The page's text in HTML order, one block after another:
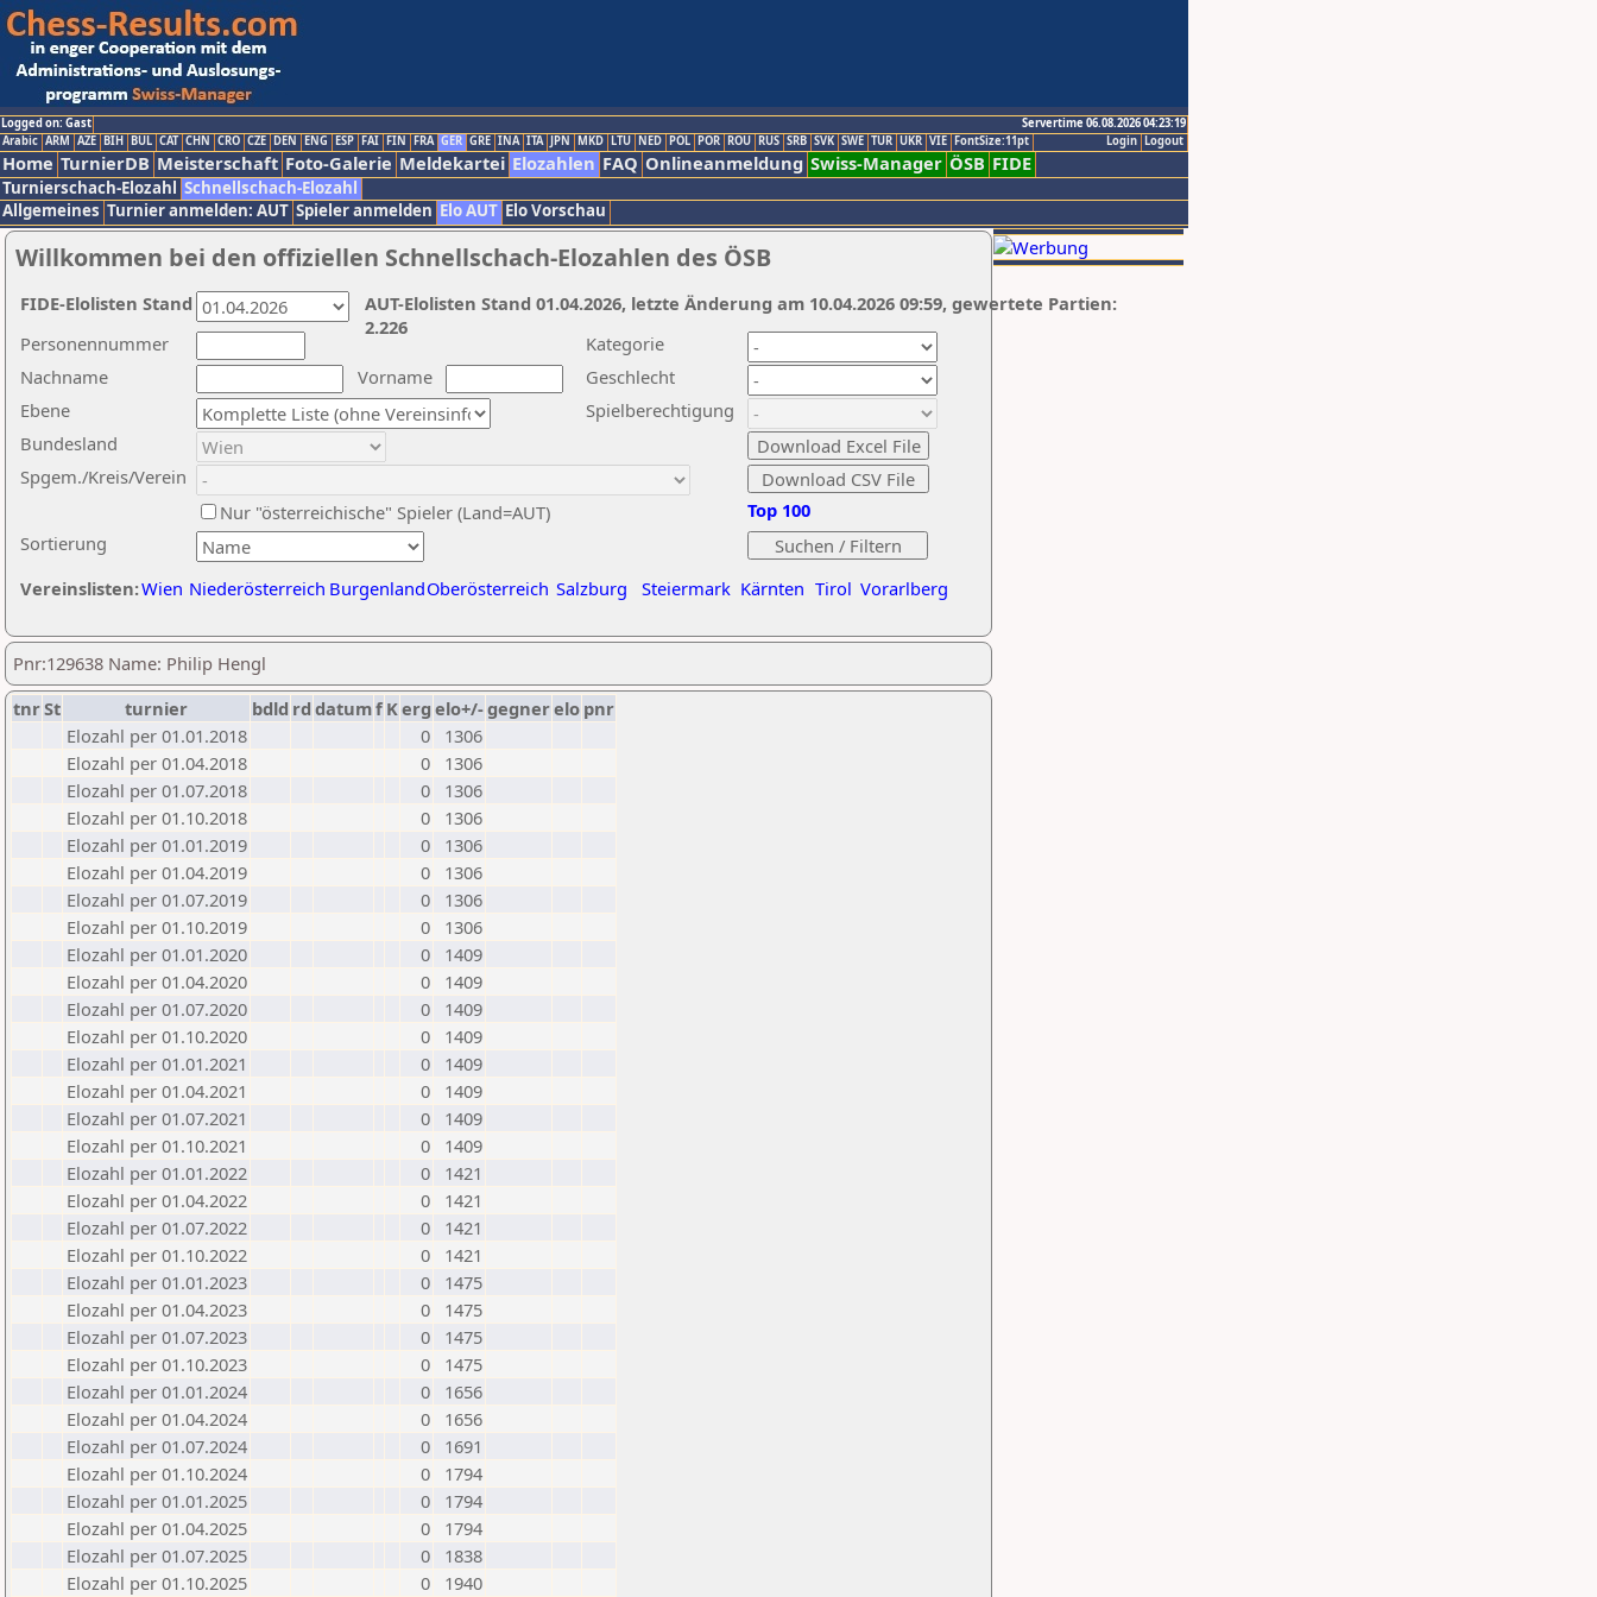
Logged on: Gast
Servertime 06.08.2026 04:23:19
Logout
Login
Arabic ARM AZE BIH BUL CAT CHN CRO CZE DEN ENG ESP FAI FIN FRA GER GRE INA ITA JPN MKD LTU NED POL POR ROU RUS SRB SVK SWE TUR UKR VIE FontSize:11pt
Home TurnierDB Meisterschaft Foto-Galerie Meldekartei Elozahlen FAQ Onlineanmeldung Swiss-Manager ÖSB FIDE
Turnierschach-Elozahl Schnellschach-Elozahl
Allgemeines Turnier anmelden: AUT Spieler anmelden Elo AUT Elo Vorschau
Willkommen bei den offiziellen Schnellschach-Elozahlen des ÖSB
Nachname
Vorname
Ebene
Kategorie
Sortierung
Personennummer
Bundesland
Spgem./Kreis/Verein
Geschlecht
Nur "österreichische" Spieler (Land=AUT)
Spielberechtigung
Vereinslisten:Wien Niederösterreich BurgenlandOberösterreich Salzburg Steiermark Kärnten Tirol Vorarlberg
Top 100
AUT-Elolisten Stand 01.04.2026, letzte Änderung am 10.04.2026 09:59, gewertete Partien:
2.226
FIDE-Elolisten Stand
Pnr:129638 Name: Philip Hengl
tnrSt turnier bdld rd datumf Kerg elo+/-gegnerelo pnr
Elozahl per 01.01.2018
0
1306
Elozahl per 01.04.2018
0
1306
Elozahl per 01.07.2018
0
1306
Elozahl per 01.10.2018
0
1306
Elozahl per 01.01.2019
0
1306
Elozahl per 01.04.2019
0
1306
Elozahl per 01.07.2019
0
1306
Elozahl per 01.10.2019
0
1306
Elozahl per 01.01.2020
0
1409
Elozahl per 01.04.2020
0
1409
Elozahl per 01.07.2020
0
1409
Elozahl per 01.10.2020
0
1409
Elozahl per 01.01.2021
0
1409
Elozahl per 01.04.2021
0
1409
Elozahl per 01.07.2021
0
1409
Elozahl per 01.10.2021
0
1409
Elozahl per 01.01.2022
0
1421
Elozahl per 01.04.2022
0
1421
Elozahl per 01.07.2022
0
1421
Elozahl per 01.10.2022
0
1421
Elozahl per 01.01.2023
0
1475
Elozahl per 01.04.2023
0
1475
Elozahl per 01.07.2023
0
1475
Elozahl per 01.10.2023
0
1475
Elozahl per 01.01.2024
0
1656
Elozahl per 01.04.2024
0
1656
Elozahl per 01.07.2024
0
1691
Elozahl per 01.10.2024
0
1794
Elozahl per 01.01.2025
0
1794
Elozahl per 01.04.2025
0
1794
Elozahl per 01.07.2025
0
1838
Elozahl per 01.10.2025
0 1940